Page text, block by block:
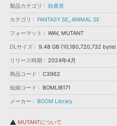
ソフトウェア／ツール »
DAW »
効果音 »
BGM »
ニュースレター »
SONICWIREブログ »
DTMガイド »
FAQ »
お問い合わせ »
ソフト音源 プラグイン・エ
ソフトウェア／ツール
ランキング
シングル効果音
製品カテゴリ
効果音
カテゴリ
FANTASY SE, ANIMAL SE
フォーマット
WAV, MUTANT
DLサイズ
9.48 GB (10,180,720,732 byte)
リリース時期
2024年4月
商品コード
C3962
短縮コード
BOMLIB171
メーカー
BOOM Library
warning MUTANTについて